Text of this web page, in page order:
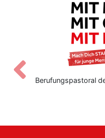
Berufungspastoral